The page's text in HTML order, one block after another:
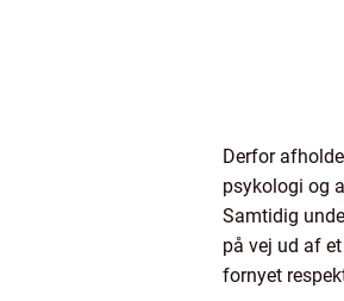
Derfor
psykologi og
Samtidig
på vej ud af
fornyet